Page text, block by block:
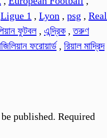
Ligue 1 , Lyon , psg , Real
ফুটবল, এন্দ্রিক,তরুণ
ফরোয়ার্ড , রিয়াল মাদ্রিদ
published. Required